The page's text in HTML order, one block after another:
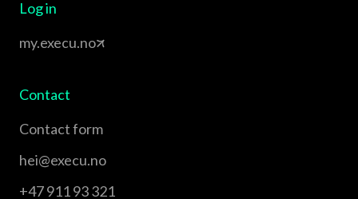
Log in
my.execu.no
Contact
Contact form
hei@execu.no
+47 911 93 321